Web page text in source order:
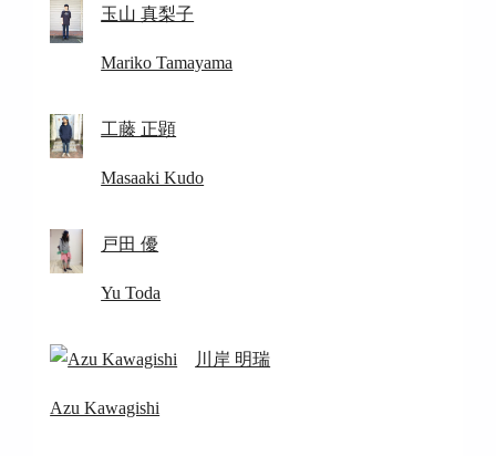
玉山 真梨子
Mariko Tamayama
工藤 正顕
Masaaki Kudo
戸田 優
Yu Toda
川岸 明瑞
Azu Kawagishi